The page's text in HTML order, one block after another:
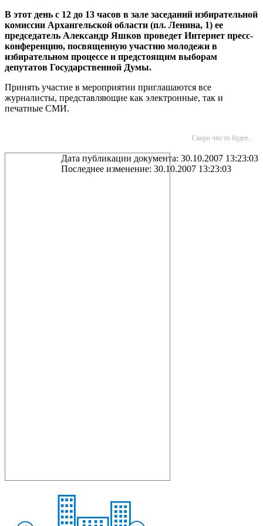
В этот день с 12 до 13 часов в зале заседаний избирательной
комиссии Архангельской области (пл. Ленина, 1) ее
председатель Александр Яшков проведет Интернет пресс-
конференцию, посвященную участию молодежи в
избирательном процессе и предстоящим выборам
депутатов Государственной Думы.
Принять участие в мероприятии приглашаются все
журналисты, представляющие как электронные, так и
печатные СМИ.
Скоро что то будет...
Дата публикации документа: 30.10.2007 13:23:03
Последнее изменение: 30.10.2007 13:23:03